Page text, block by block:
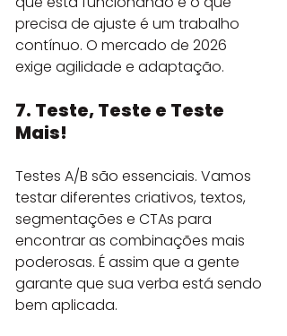
precisa de ajuste é um trabalho
contínuo. O mercado de 2026
exige agilidade e adaptação.
7. Teste, Teste e Teste
Mais!
Testes A/B são essenciais. Vamos
testar diferentes criativos, textos,
segmentações e CTAs para
encontrar as combinações mais
poderosas. É assim que a gente
garante que sua verba está sendo
bem aplicada.